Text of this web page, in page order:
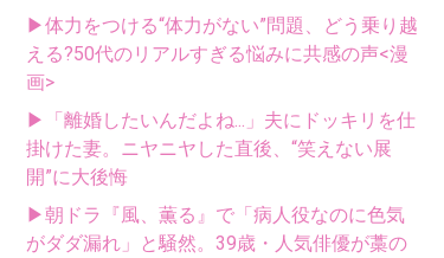
▶体力をつける“体力がない”問題、どう乗り越
える?50代のリアルすぎる悩みに共感の声<漫
画>
▶「離婚したいんだよね...」夫にドッキリを仕
掛けた妻。ニヤニヤした直後、“笑えない展
開”に大後悔
▶朝ドラ『風、薫る』で「病人役なのに色気
がダダ漏れ」と騒然。39歳・人気俳優が藁の